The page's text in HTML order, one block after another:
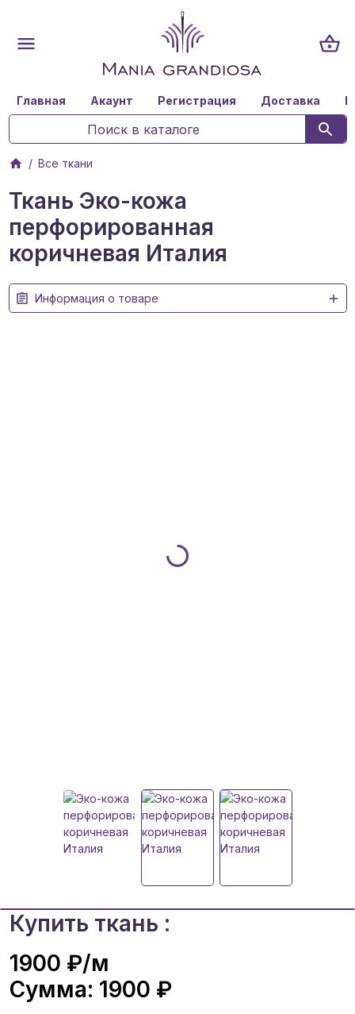
Главная Акаунт Регистрация Доставка
Все ткани
Ткань Эко-кожа
перфорированная
коричневая Италия
Информация о товаре
Купить ткань :
1900 ₽/м
Сумма: 1900 ₽